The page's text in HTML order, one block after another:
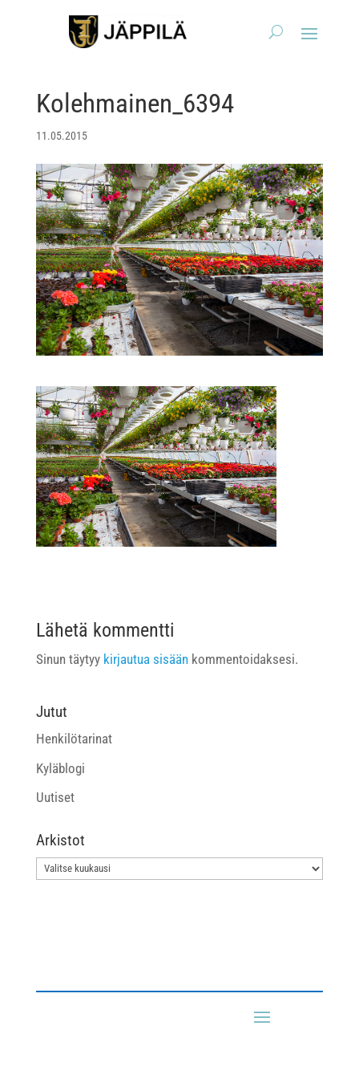
Kolehmainen_6394
11.05.2015
Lähetä kommentti
Sinun täytyy kirjautua sisäänkommentoidaksesi.
Jutut
Henkilötarinat
Kyläblogi
Uutiset
Arkistot
Arkistot